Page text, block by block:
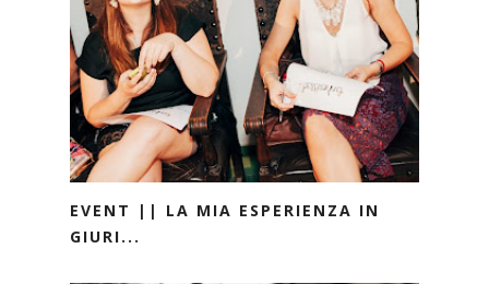
EVENT || LA MIA ESPERIENZA IN
GIURI...